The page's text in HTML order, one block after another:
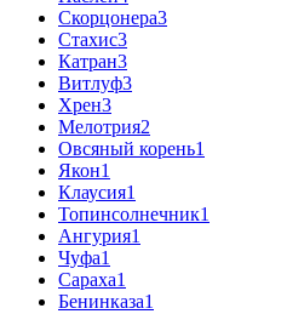
Скорцонера3
Стахис3
Катран3
Витлуф3
Хрен3
Мелотрия2
Овсяный корень1
Якон1
Клаусия1
Топинсолнечник1
Ангурия1
Чуфа1
Сараха1
Бенинказа1